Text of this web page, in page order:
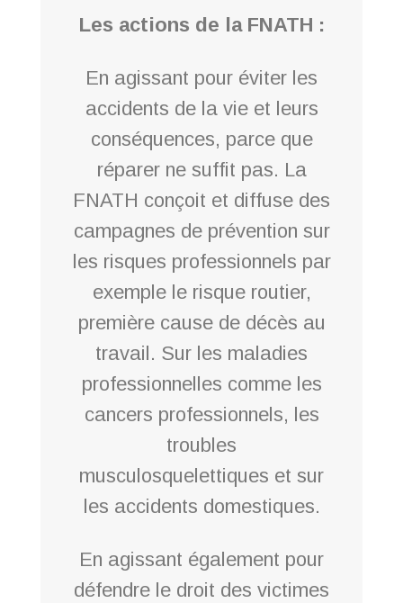
Les actions de la FNATH :
En agissant pour éviter les
accidents de la vie et leurs
conséquences, parce que
réparer ne suffit pas. La
FNATH conçoit et diffuse des
campagnes de prévention sur
les risques professionnels par
exemple le risque routier,
première cause de décès au
travail. Sur les maladies
professionnelles comme les
cancers professionnels, les
troubles
musculosquelettiques et sur
les accidents domestiques.
En agissant également pour
défendre le droit des victimes